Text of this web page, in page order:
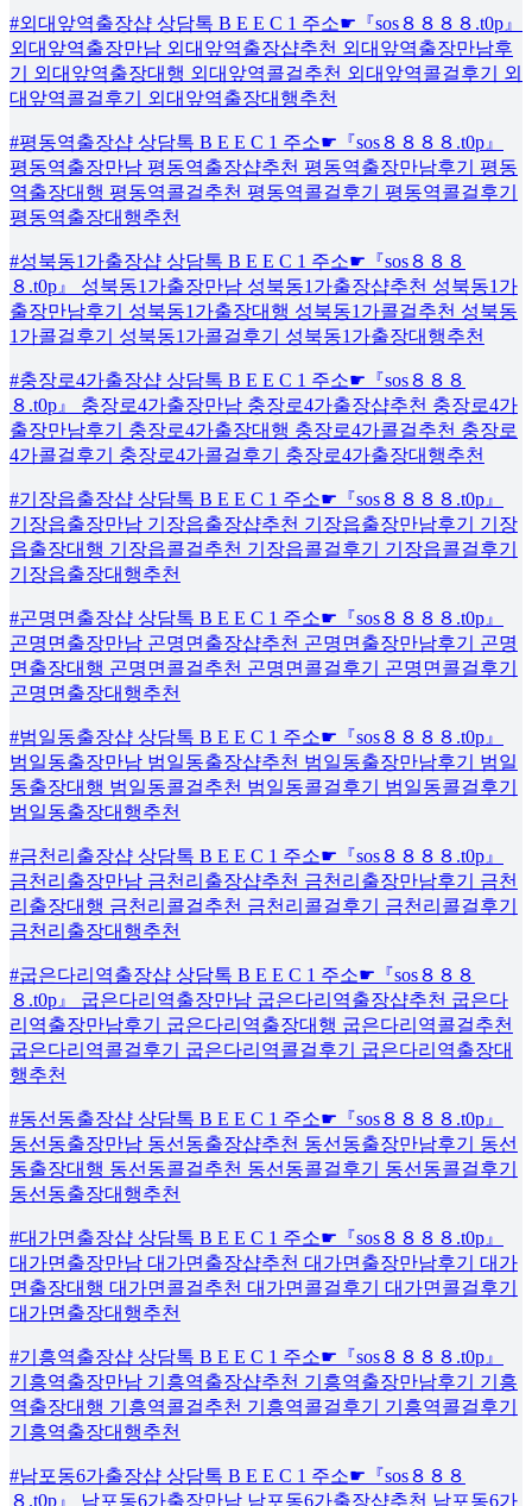
#외대앞역출장샵 상담톡 B E E C 1 주소☛『sos８８８８.t0p』
외대앞역출장만남 외대앞역출장샵추천 외대앞역출장만남후
기 외대앞역출장대행 외대앞역콜걸추천 외대앞역콜걸후기 외
대앞역콜걸후기 외대앞역출장대행추천
#평동역출장샵 상담톡 B E E C 1 주소☛『sos８８８８.t0p』
평동역출장만남 평동역출장샵추천 평동역출장만남후기 평동
역출장대행 평동역콜걸추천 평동역콜걸후기 평동역콜걸후기
평동역출장대행추천
#성북동1가출장샵 상담톡 B E E C 1 주소☛『sos８８８
８.t0p』 성북동1가출장만남 성북동1가출장샵추천 성북동1가
출장만남후기 성북동1가출장대행 성북동1가콜걸추천 성북동
1가콜걸후기 성북동1가콜걸후기 성북동1가출장대행추천
#충장로4가출장샵 상담톡 B E E C 1 주소☛『sos８８８
８.t0p』 충장로4가출장만남 충장로4가출장샵추천 충장로4가
출장만남후기 충장로4가출장대행 충장로4가콜걸추천 충장로
4가콜걸후기 충장로4가콜걸후기 충장로4가출장대행추천
#기장읍출장샵 상담톡 B E E C 1 주소☛『sos８８８８.t0p』
기장읍출장만남 기장읍출장샵추천 기장읍출장만남후기 기장
읍출장대행 기장읍콜걸추천 기장읍콜걸후기 기장읍콜걸후기
기장읍출장대행추천
#곤명면출장샵 상담톡 B E E C 1 주소☛『sos８８８８.t0p』
곤명면출장만남 곤명면출장샵추천 곤명면출장만남후기 곤명
면출장대행 곤명면콜걸추천 곤명면콜걸후기 곤명면콜걸후기
곤명면출장대행추천
#범일동출장샵 상담톡 B E E C 1 주소☛『sos８８８８.t0p』
범일동출장만남 범일동출장샵추천 범일동출장만남후기 범일
동출장대행 범일동콜걸추천 범일동콜걸후기 범일동콜걸후기
범일동출장대행추천
#금천리출장샵 상담톡 B E E C 1 주소☛『sos８８８８.t0p』
금천리출장만남 금천리출장샵추천 금천리출장만남후기 금천
리출장대행 금천리콜걸추천 금천리콜걸후기 금천리콜걸후기
금천리출장대행추천
#굽은다리역출장샵 상담톡 B E E C 1 주소☛『sos８８８
８.t0p』 굽은다리역출장만남 굽은다리역출장샵추천 굽은다
리역출장만남후기 굽은다리역출장대행 굽은다리역콜걸추천
굽은다리역콜걸후기 굽은다리역콜걸후기 굽은다리역출장대
행추천
#동선동출장샵 상담톡 B E E C 1 주소☛『sos８８８８.t0p』
동선동출장만남 동선동출장샵추천 동선동출장만남후기 동선
동출장대행 동선동콜걸추천 동선동콜걸후기 동선동콜걸후기
동선동출장대행추천
#대가면출장샵 상담톡 B E E C 1 주소☛『sos８８８８.t0p』
대가면출장만남 대가면출장샵추천 대가면출장만남후기 대가
면출장대행 대가면콜걸추천 대가면콜걸후기 대가면콜걸후기
대가면출장대행추천
#기흥역출장샵 상담톡 B E E C 1 주소☛『sos８８８８.t0p』
기흥역출장만남 기흥역출장샵추천 기흥역출장만남후기 기흥
역출장대행 기흥역콜걸추천 기흥역콜걸후기 기흥역콜걸후기
기흥역출장대행추천
#남포동6가출장샵 상담톡 B E E C 1 주소☛『sos８８８
８.t0p』 남포동6가출장만남 남포동6가출장샵추천 남포동6가